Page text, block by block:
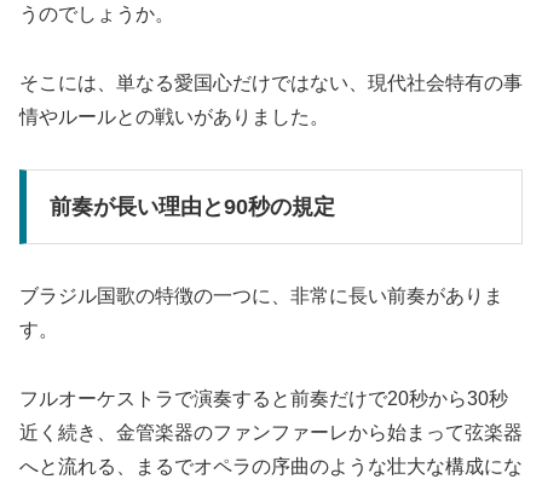
うのでしょうか。
そこには、単なる愛国心だけではない、現代社会特有の事
情やルールとの戦いがありました。
前奏が長い理由と90秒の規定
ブラジル国歌の特徴の一つに、非常に長い前奏がありま
す。
フルオーケストラで演奏すると前奏だけで20秒から30秒
近く続き、金管楽器のファンファーレから始まって弦楽器
へと流れる、まるでオペラの序曲のような壮大な構成にな